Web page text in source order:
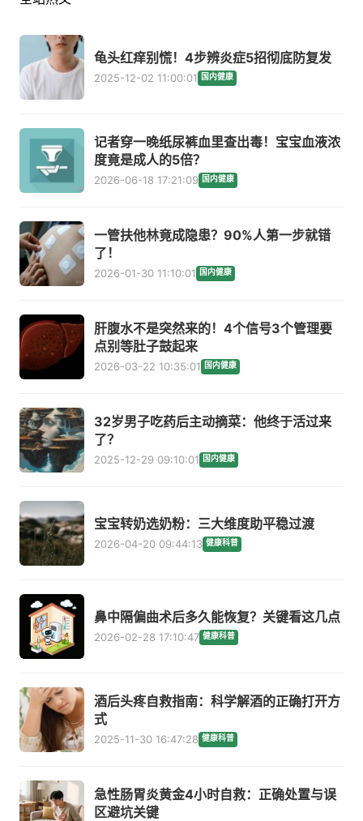
龟头红痒别慌！4步辨炎症5招彻底防复发
2025-12-02 11:00:01 国内健康
记者穿一晚纸尿裤血里查出毒！宝宝血液浓
度竟是成人的5倍？
2026-06-18 17:21:09 国内健康
一管扶他林竟成隐患？90%人第一步就错
了！
2026-01-30 11:10:01 国内健康
肝腹水不是突然来的！4个信号3个管理要
点别等肚子鼓起来
2026-03-22 10:35:01 国内健康
32岁男子吃药后主动摘菜：他终于活过来
了？
2025-12-29 09:10:01 国内健康
宝宝转奶选奶粉：三大维度助平稳过渡
2026-04-20 09:44:13 健康科普
鼻中隔偏曲术后多久能恢复？关键看这几点
2026-02-28 17:10:47 健康科普
酒后头疼自救指南：科学解酒的正确打开方
式
2025-11-30 16:47:28 健康科普
急性肠胃炎黄金4小时自救：正确处置与误
区避坑关键